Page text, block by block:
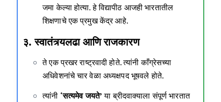
जमा केल्या होत्या. हे विद्यापीठ आजही भारतातील
शिक्षणाचे एक प्रमुख केंद्र आहे.
३. स्वातंत्र्यलढा आणि राजकारण
ते एक प्रखर राष्ट्रवादी होते. त्यांनी काँग्रेसच्या
अधिवेशनांचे चार वेळा अध्यक्षपद भूषवले होते.
त्यांनी ‘सत्यमेव जयते’या ब्रीदवाक्याला संपूर्ण भारतात